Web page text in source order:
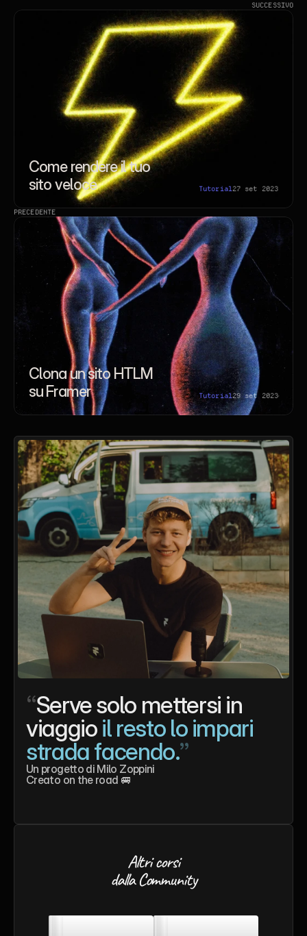
PRECEDENTE
Clona un sito HTLM
su Framer
Tutorial29 set 2023
SUCCESSIVO
Come rendere il tuo
sito veloce
Tutorial27 set 2023
“Serve solo mettersi in
viaggio il resto lo impari
strada facendo.”
Un progetto di Milo Zoppini
Creato on the road 🚐
Altri corsi
dalla Community